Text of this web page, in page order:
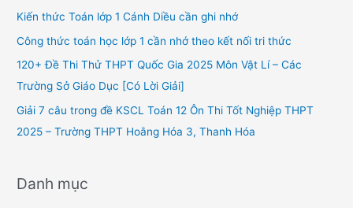
f
o
Kiến thức Toán lớp 1 Cánh Diều cần ghi nhớ
Công thức toán học lớp 1 cần nhớ theo kết nối tri thức
120+ Đề Thi Thử THPT Quốc Gia 2025 Môn Vật Lí – Các
Trường Sở Giáo Dục [Có Lời Giải]
Giải 7 câu trong đề KSCL Toán 12 Ôn Thi Tốt Nghiệp THPT
2025 – Trường THPT Hoằng Hóa 3, Thanh Hóa
Danh mục